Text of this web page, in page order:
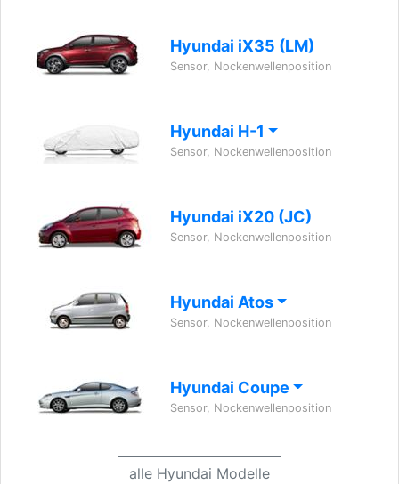
Hyundai iX35 (LM)
Sensor, Nockenwellenposition
Hyundai H-1
Sensor, Nockenwellenposition
Hyundai iX20 (JC)
Sensor, Nockenwellenposition
Hyundai Atos
Sensor, Nockenwellenposition
Hyundai Coupe
Sensor, Nockenwellenposition
alle Hyundai Modelle